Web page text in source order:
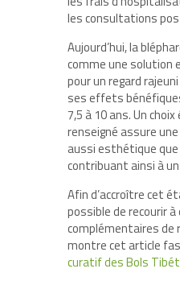
les consultations
Aujourd’hui, la
comme une solution
pour un regard
ses effets
7,5 à 10 ans. Un
renseigné assure
aussi esthétique
contribuant ainsi à
Afin d’accroître cet
possible de recourir
complémentaires de
montre cet article
curatif des Bols